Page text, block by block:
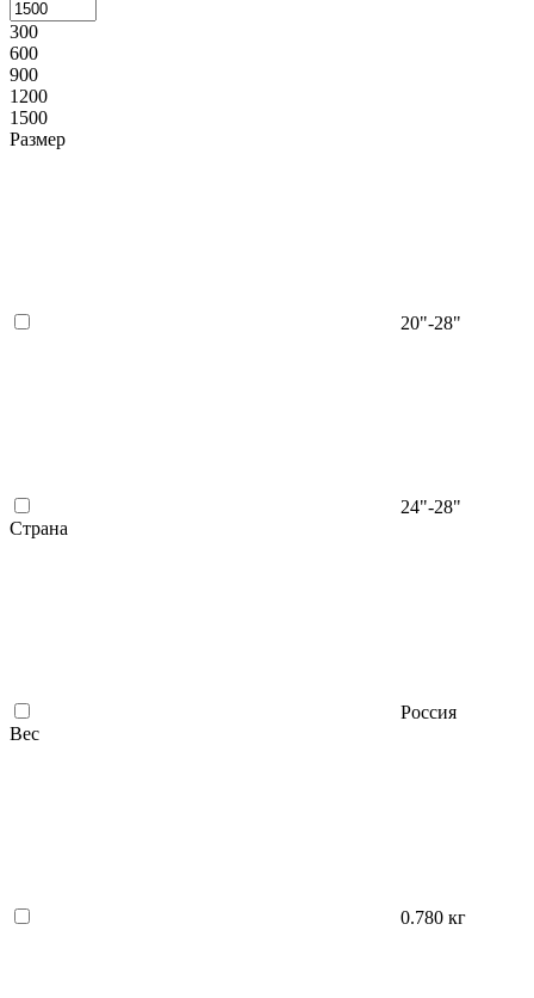
300
600
900
1200
1500
Размер
20"-28"
24"-28"
Страна
Россия
Вес
0.780 кг